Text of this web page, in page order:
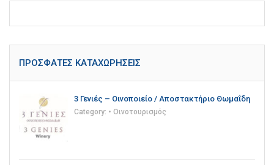
ΠΡΌΣΦΑΤΕΣ ΚΑΤΑΧΩΡΉΣΕΙΣ
3 Γενιές – Οινοποιείο / Αποστακτήριο Θωμαΐδη
Category: • Οινοτουρισμός